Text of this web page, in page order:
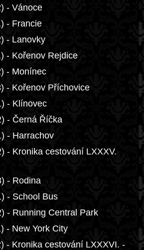
- Vánoce
- Francie
- Lanovky
- Kořenov Rejdice
- Monínec
- Kořenov Příchovice
- Klínovec
- Černá Říčka
- Harrachov
- Kronika cestování LXXXV.
- Rodina
- School Bus
- Running Central Park
- New York City
- Kronika cestování LXXXVI. -